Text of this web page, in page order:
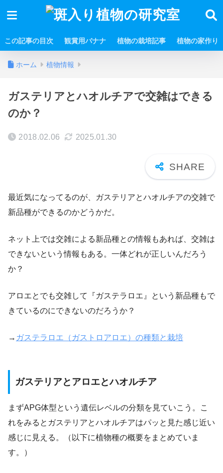
この記事の目次 観賞用バナナ 植物の栽培記事 植物の家作り
ホーム 植物情報
ガステリアとハオルチアで交雑はできる
のか？
2018.02.06 2025.01.30
最近気になってるのが、ガステリアとハオルチアの交雑で
新品種ができるのかどうかだ。
ネット上では交雑による新品種との情報もあれば、交雑は
できないという情報もある。一体どれが正しいんだろう
か？
アロエとでも交雑して『ガステラロエ』という新品種もで
きているのにできないのだろうか？
→ ガステラロエ（ガストロアロエ）の種類と栽培
ガステリアとアロエとハオルチア
まずAPG体型という遺伝レベルの分類を見ていこう。こ
れをみるとガステリアとハオルチアはパッと見た感じ近い
感じに見える。（以下に植物種の概要をまとめていま
す。）